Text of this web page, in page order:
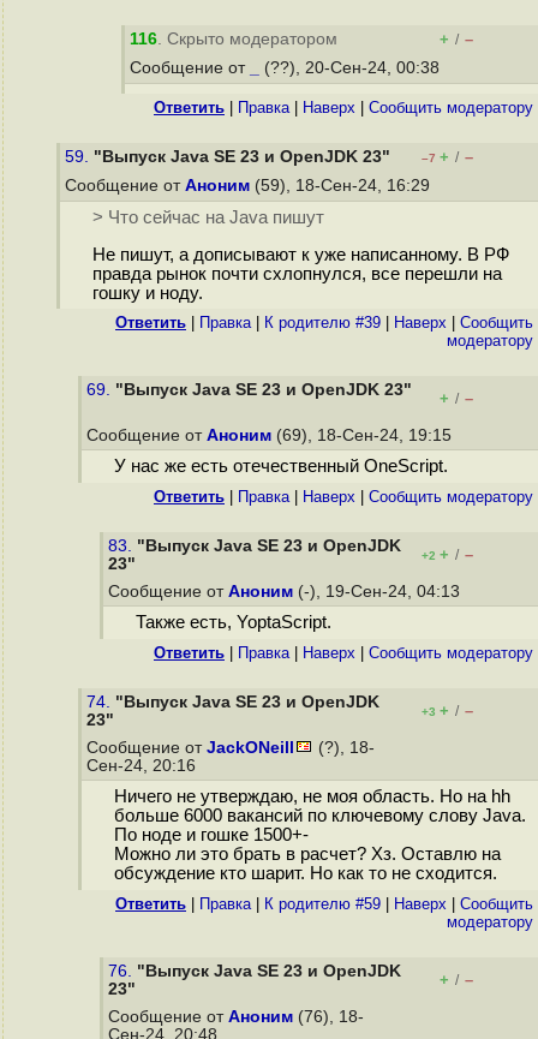
116. Скрыто модератором + / –
Сообщение от
(??), 20-Сен-24, 00:38
Ответить Правка| Наверх Cообщить модератору
59. "Выпуск Java SE 23 и OpenJDK 23" –7 + / –
Сообщение от Аноним (59), 18-Сен-24, 16:29
> Что сейчас на Java пишут
Не пишут, а дописывают к уже написанному. В РФ
правда рынок почти схлопнулся, все перешли на
гошку и ноду.
Ответить Правка| К родителю #39 Наверх
Cообщить
модератору
69. "Выпуск Java SE 23 и OpenJDK 23" + / –
Сообщение от Аноним (69), 18-Сен-24, 19:15
У нас же есть отечественный OneScript.
Ответить Правка| Наверх Cообщить модератору
83. "Выпуск Java SE 23 и OpenJDK
23"
+2 + / –
Сообщение от Аноним (-), 19-Сен-24, 04:13
Также есть, YoptaScript.
Ответить Правка| Наверх Cообщить модератору
74. "Выпуск Java SE 23 и OpenJDK
23"
+3 + / –
Сообщение от JackONeill
(?), 18-
Сен-24, 20:16
Ничего не утверждаю, не моя область. Но на hh
больше 6000 вакансий по ключевому слову Java.
По ноде и гошке 1500+-
Можно ли это брать в расчет? Хз. Оставлю на
обсуждение кто шарит. Но как то не сходится.
Ответить Правка| К родителю #59 Наверх
Cообщить
модератору
76. "Выпуск Java SE 23 и OpenJDK
23"
+ / –
Сообщение от Аноним (76), 18-
Сен-24, 20:48